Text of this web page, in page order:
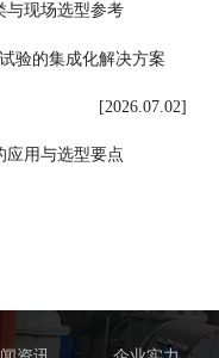
[2026.07.06]
与现场选型参考
[2026.07.03]
验的集成化解决方案
[2026.07.03]
[2026.07.02]
应用与选型要点